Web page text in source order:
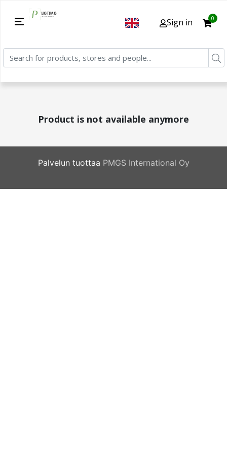
Sign in 0
Product is not available anymore
Palvelun tuottaa PMGS International Oy